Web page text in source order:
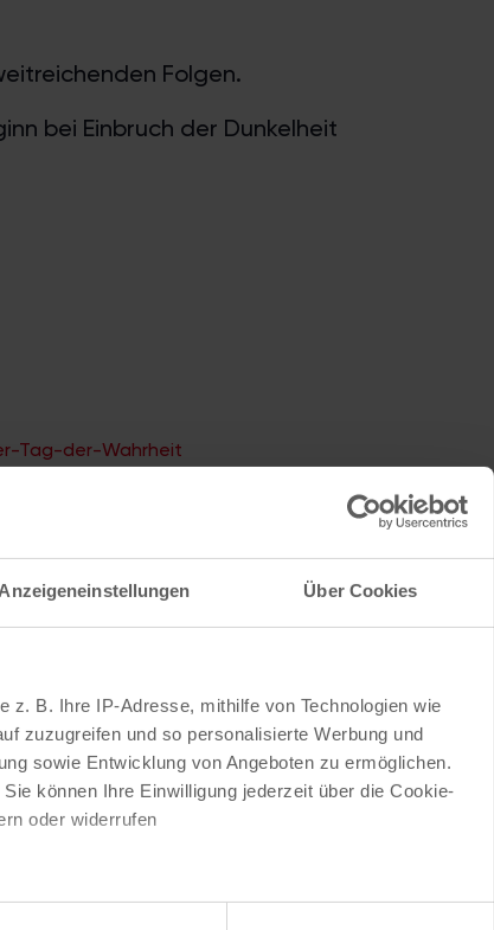
Anzeigeneinstellungen Über Cookies
z. B. Ihre IP-Adresse, mithilfe von Technologien wie
zuzugreifen und so personalisierte Werbung und
sowie Entwicklung von Angeboten zu ermöglichen.
können Ihre Einwilligung jederzeit über die Cookie-
oder widerrufen
bis auf einige Meter genau sein können
Folgen.
bei Einbruch der Dunkelheit
Tag-der-Wahrheit